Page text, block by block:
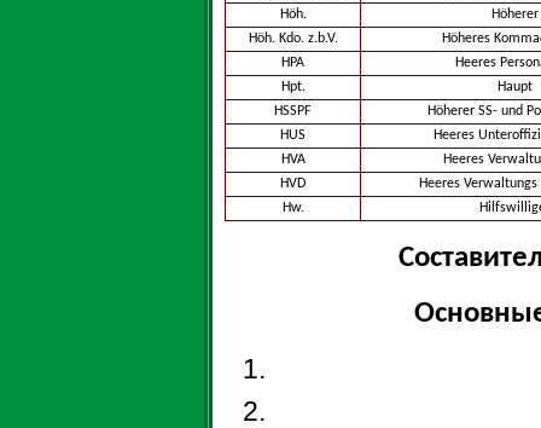
Höh.
Höherer
Höh. Kdo. z.b.V.
Höheres
HPA
Heeres
Hpt.
Haupt
HSSPF
Höherer SS- und
HUS
Heeres
HVA
Heeres
HVD
Heeres
Hw.